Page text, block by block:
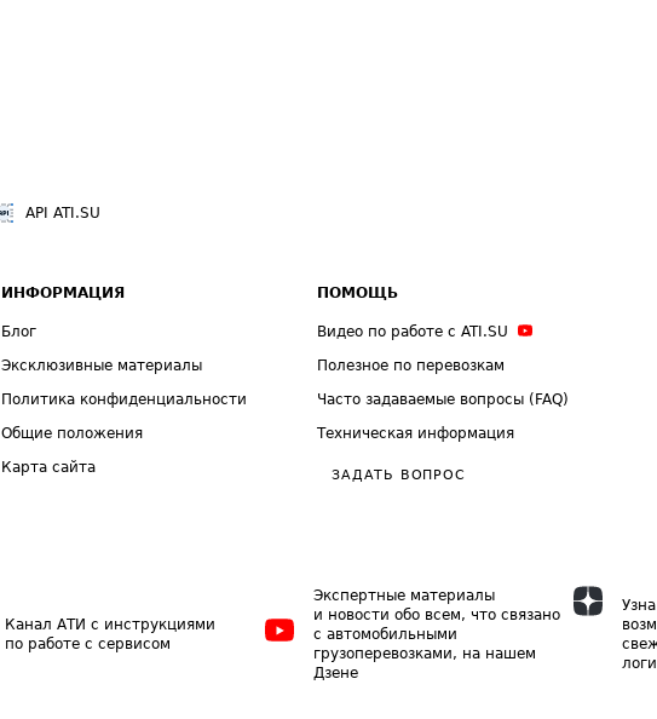
API ATI.SU
ИНФОРМАЦИЯ
Блог
Эксклюзивные материалы
Политика конфиденциальности
Общие положения
Карта сайта
ПОМОЩЬ
Видео по работе с ATI.SU
Полезное по перевозкам
Часто задаваемые вопросы (FAQ)
Техническая информация
ЗАДАТЬ ВОПРОС
Канал АТИ с инструкциями
по работе с сервисом
Экспертные материалы
и новости обо всем, что связано
с автомобильными
грузоперевозками, на нашем
Дзене